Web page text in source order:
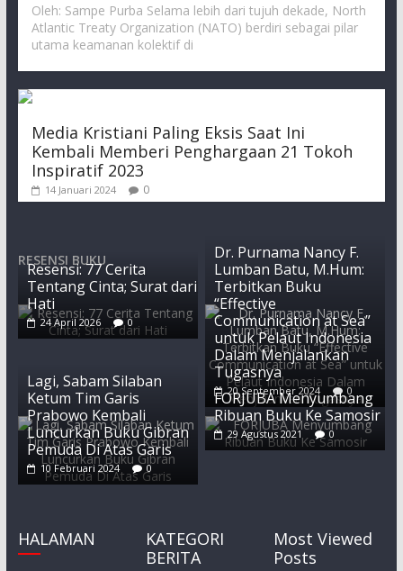
Oleh: Sampe Purba Selama lebih dari tujuh dekade, North
Atlantic Treaty Organization (NATO) berdiri sebagai pilar
utama keamanan kolektif di
Media Kristiani Paling Eksis Saat Ini
Kembali Memberi Penghargaan 21 Tokoh
Inspiratif 2023
14 Januari 2024 0
RESENSI BUKU
Resensi: 77 Cerita
Tentang Cinta; Surat dari
Hati
24 April 2026 0
Dr. Purnama Nancy F.
Lumban Batu, M.Hum:
Terbitkan Buku
“Effective
Communication at Sea”
untuk Pelaut Indonesia
Dalam Menjalankan
Tugasnya
20 September 2024 0
Lagi, Sabam Silaban
Ketum Tim Garis
Prabowo Kembali
Luncurkan Buku Gibran
Pemuda Di Atas Garis
10 Februari 2024 0
FORJUBA Menyumbang
Ribuan Buku Ke Samosir
29 Agustus 2021 0
HALAMAN
KATEGORI
BERITA
Most Viewed
Posts